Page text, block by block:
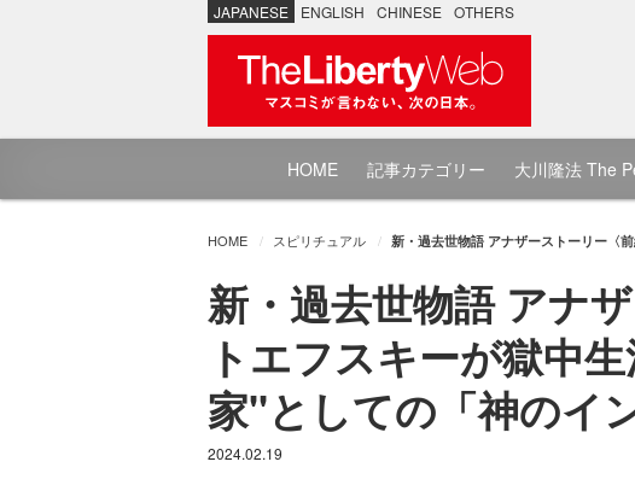
JAPANESE ENGLISH CHINESE OTHERS
HOME 記事カテゴリー 大川隆法 The
HOME スピリチュアル 新・過去世物語 アナザーストーリー〈
新・過去世物語 アナ
トエフスキーが獄中
家"としての「神のイ
2024.02.19